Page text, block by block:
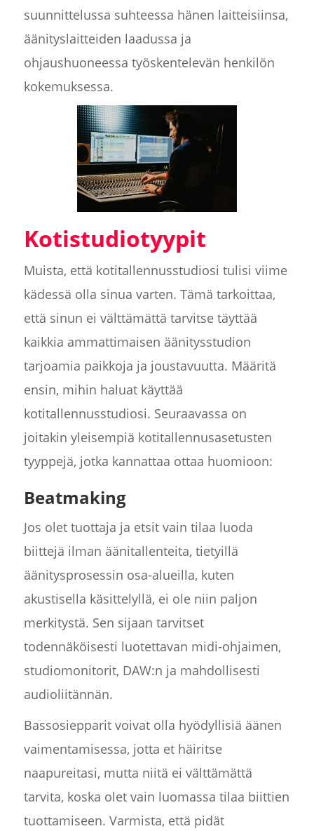
suunnittelussa suhteessa hänen laitteisiinsa,
äänityslaitteiden laadussa ja
ohjaushuoneessa työskentelevän henkilön
kokemuksessa.
Kotistudiotyypit
Muista, että kotitallennusstudiosi tulisi viime
kädessä olla sinua varten. Tämä tarkoittaa,
että sinun ei välttämättä tarvitse täyttää
kaikkia ammattimaisen äänitysstudion
tarjoamia paikkoja ja joustavuutta. Määritä
ensin, mihin haluat käyttää
kotitallennusstudiosi. Seuraavassa on
joitakin yleisempiä kotitallennusasetusten
tyyppejä, jotka kannattaa ottaa huomioon:
Beatmaking
Jos olet tuottaja ja etsit vain tilaa luoda
biittejä ilman äänitallenteita, tietyillä
äänitysprosessin osa-alueilla, kuten
akustisella käsittelyllä, ei ole niin paljon
merkitystä. Sen sijaan tarvitset
todennäköisesti luotettavan midi-ohjaimen,
studiomonitorit, DAW:n ja mahdollisesti
audioliitännän.
Bassosiepparit voivat olla hyödyllisiä äänen
vaimentamisessa, jotta et häiritse
naapureitasi, mutta niitä ei välttämättä
tarvita, koska olet vain luomassa tilaa biittien
tuottamiseen. Varmista, että pidät